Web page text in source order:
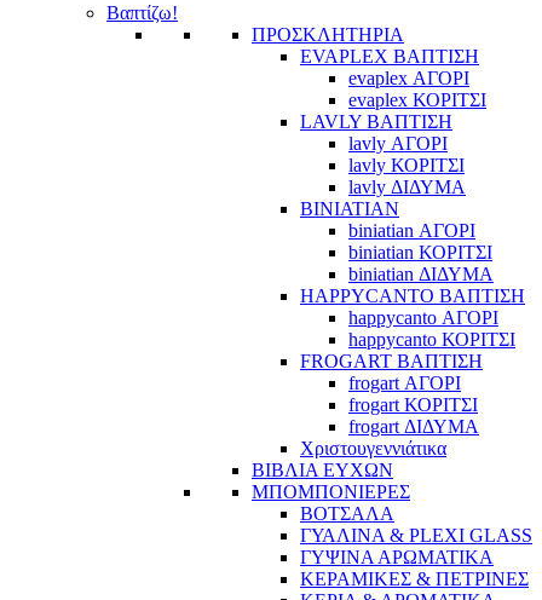
Βαπτίζω!
ΠΡΟΣΚΛΗΤΗΡΙΑ
EVAPLEX ΒΑΠΤΙΣΗ
evaplex ΑΓΟΡΙ
evaplex ΚΟΡΙΤΣΙ
LAVLY ΒΑΠΤΙΣΗ
lavly ΑΓΟΡΙ
lavly ΚΟΡΙΤΣΙ
lavly ΔΙΔΥΜΑ
BINIATIAN
biniatian ΑΓΟΡΙ
biniatian ΚΟΡΙΤΣΙ
biniatian ΔΙΔΥΜΑ
HAPPYCANTO ΒΑΠΤΙΣΗ
happycanto ΑΓΟΡΙ
happycanto ΚΟΡΙΤΣΙ
FROGART ΒΑΠΤΙΣΗ
frogart ΑΓΟΡΙ
frogart ΚΟΡΙΤΣΙ
frogart ΔΙΔΥΜΑ
Χριστουγεννιάτικα
ΒΙΒΛΙΑ ΕΥΧΩΝ
ΜΠΟΜΠΟΝΙΕΡΕΣ
ΒΟΤΣΑΛΑ
ΓΥΑΛΙΝΑ & PLEXI GLASS
ΓΥΨΙΝΑ ΑΡΩΜΑΤΙΚΑ
ΚΕΡΑΜΙΚΕΣ & ΠΕΤΡΙΝΕΣ